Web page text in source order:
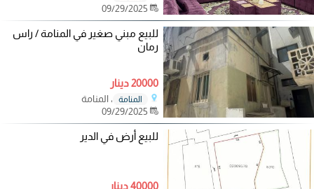
للبيع مبني صغير في المنامة / راس
رمان
20000 دينار
المنامة
، المنامة
للبيع أرض في الدير
40000 دينار